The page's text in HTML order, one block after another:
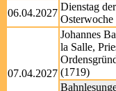
06.04.2027
Dienstag
Osterwoche
07.04.2027
Johannes
la Salle,
(1719)